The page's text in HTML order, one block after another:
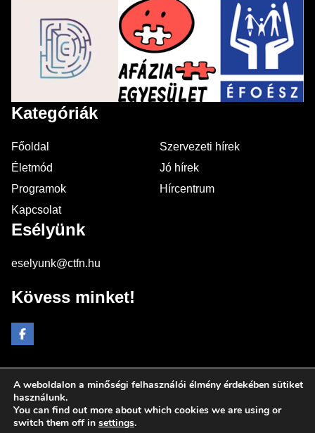
Kategóriák
Főoldal
Szervezeti hírek
Életmód
Jó hírek
Programok
Hírcentrum
Kapcsolat
Esélyünk
eselyunk@ctfn.hu
Kövess minket!
Copyright © 2024 eselyunk.hu. Minden jog fenntartva.
Általános Szerződési Feltételek
Adatkezelési Nyilatkozat
A weboldalon a minőségi felhasználói élmény érdekében sütiket
használunk.
You can find out more about which cookies we are using or
switch them off in settings.